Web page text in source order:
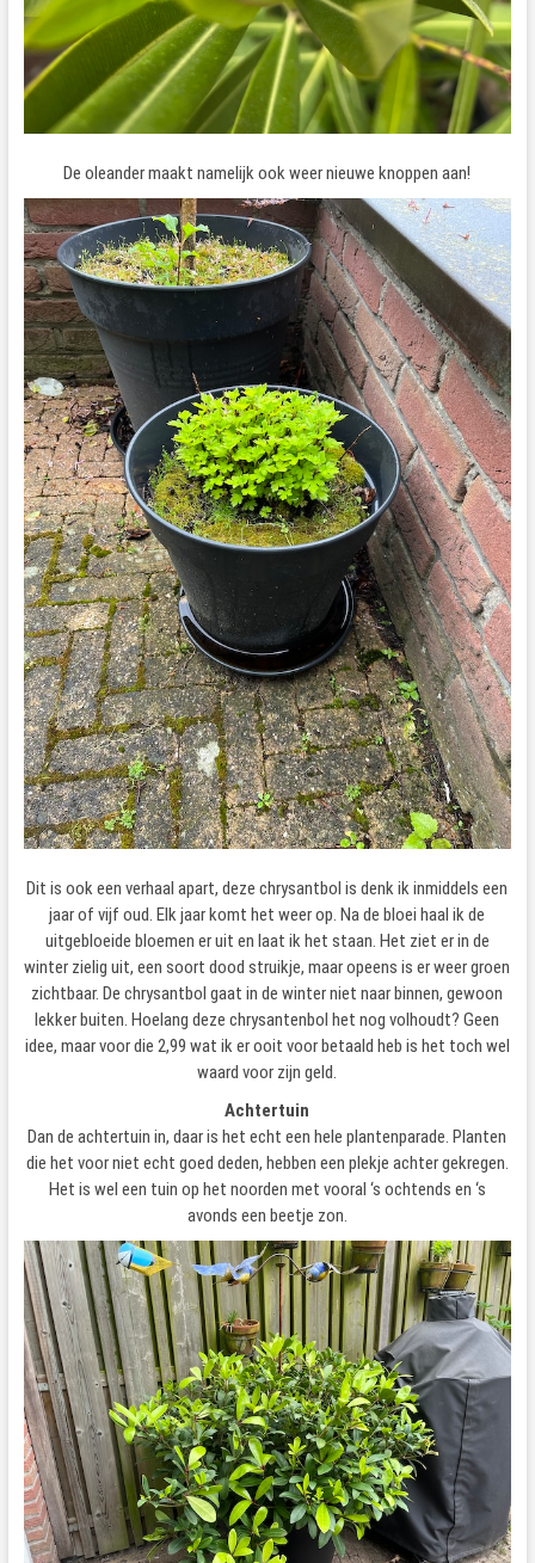
De oleander maakt namelijk ook weer nieuwe knoppen aan!
Dit is ook een verhaal apart, deze chrysantbol is denk ik inmiddels een
jaar of vijf oud. Elk jaar komt het weer op. Na de bloei haal ik de
uitgebloeide bloemen er uit en laat ik het staan. Het ziet er in de
winter zielig uit, een soort dood struikje, maar opeens is er weer groen
zichtbaar. De chrysantbol gaat in de winter niet naar binnen, gewoon
lekker buiten. Hoelang deze chrysantenbol het nog volhoudt? Geen
idee, maar voor die 2,99 wat ik er ooit voor betaald heb is het toch wel
waard voor zijn geld.
Achtertuin
Dan de achtertuin in, daar is het echt een hele plantenparade. Planten
die het voor niet echt goed deden, hebben een plekje achter gekregen.
Het is wel een tuin op het noorden met vooral ‘s ochtends en ‘s
avonds een beetje zon.